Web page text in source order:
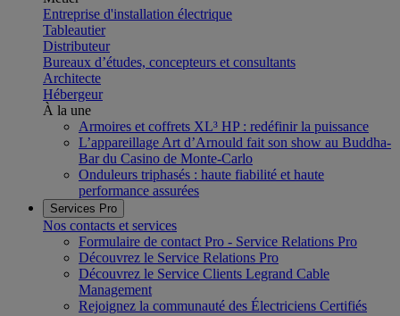
Entreprise d'installation électrique
Tableautier
Distributeur
Bureaux d’études, concepteurs et consultants
Architecte
Hébergeur
À la une
Armoires et coffrets XL³ HP : redéfinir la puissance
L’appareillage Art d’Arnould fait son show au Buddha-
Bar du Casino de Monte-Carlo
Onduleurs triphasés : haute fiabilité et haute
performance assurées
Services Pro
Nos contacts et services
Formulaire de contact Pro - Service Relations Pro
Découvrez le Service Relations Pro
Découvrez le Service Clients Legrand Cable
Management
Rejoignez la communauté des Électriciens Certifiés